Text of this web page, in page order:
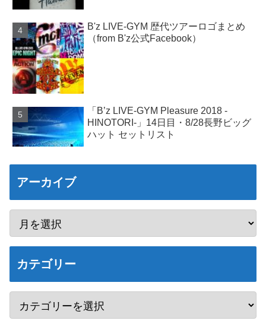
B'z LIVE-GYM 歴代ツアーロゴまとめ
（from B'z公式Facebook）
「B’z LIVE-GYM Pleasure 2018 -
HINOTORI-」14日目・8/28長野ビッグ
ハット セットリスト
アーカイブ
カテゴリー